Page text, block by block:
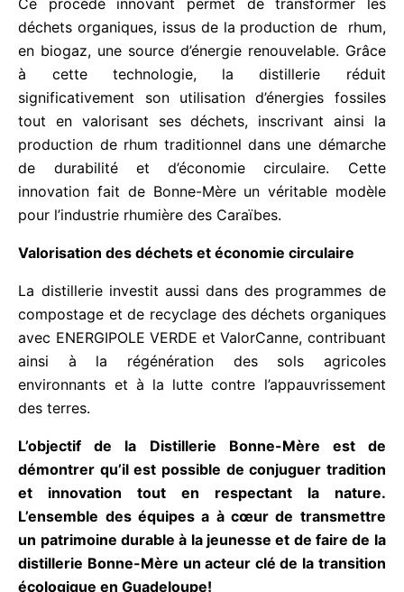
Ce procédé innovant permet de transformer les
déchets organiques, issus de la production de
rhum, en biogaz, une source d’énergie
renouvelable. Grâce à cette technologie, la
distillerie réduit significativement son utilisation
d’énergies fossiles tout en valorisant ses déchets,
inscrivant ainsi la production de rhum traditionnel
dans une démarche de durabilité et d’économie
circulaire. Cette innovation fait de Bonne-Mère un
véritable modèle pour l’industrie rhumière des
Valorisation des déchets et économie circulaire
La distillerie investit aussi dans des programmes de
compostage et de recyclage des déchets
organiques avec ENERGIPOLE VERDE et
ValorCanne, contribuant ainsi à la régénération des
sols agricoles environnants et à la lutte contre
l’appauvrissement des terres.
L’objectif de la Distillerie Bonne-Mère est de
démontrer qu’il est possible de conjuguer
tradition et innovation tout en respectant la
nature. L’ensemble des équipes a à cœur de